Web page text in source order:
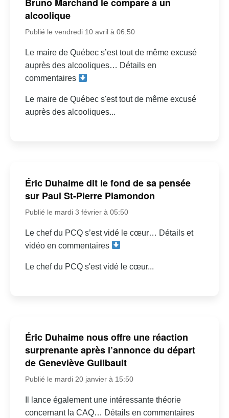
alcoolique
Publié le vendredi 10 avril à 06:50
Le maire de Québec s’est tout de même excusé
auprès des alcooliques… Détails en
commentaires
Le maire de Québec s'est tout de même excusé
auprès des alcooliques...
Éric Duhaime dit le fond de sa pensée
sur Paul St-Pierre Plamondon
Publié le mardi 3 février à 05:50
Le chef du PCQ s’est vidé le cœur… Détails et
vidéo en commentaires
Le chef du PCQ s'est vidé le cœur...
Éric Duhaime nous offre une réaction
surprenante après l’annonce du départ
de Geneviève Guilbault
Publié le mardi 20 janvier à 15:50
Il lance également une intéressante théorie
concernant la CAQ… Détails en commentaires